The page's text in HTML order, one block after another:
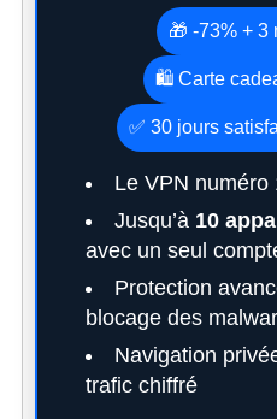
🎁 -73% + 3
🛍️ Carte
✅ 30 jours
Le VPN numéro
Jusqu’à 10
avec un seul
Protection
blocage des
Navigation
trafic chiffré